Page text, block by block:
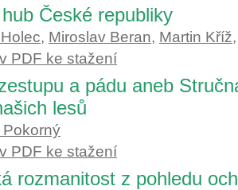
České republiky
, Miroslav Beran, Martin Kříž
PDF ke stažení
a pádu aneb
lesů
Pokorný
PDF ke stažení
rozmanitost z pohledu